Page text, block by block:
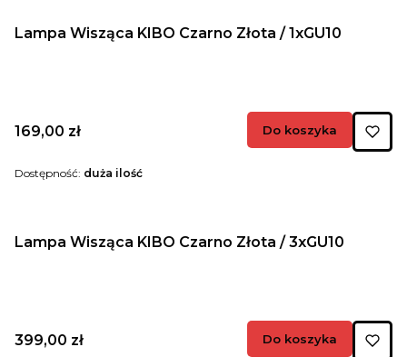
Lampa Wisząca KIBO Czarno Złota / 1xGU10
Cena
169,00 zł Do koszyka
Dostępność: duża ilość
Lampa Wisząca KIBO Czarno Złota / 3xGU10
Cena
399,00 zł Do koszyka